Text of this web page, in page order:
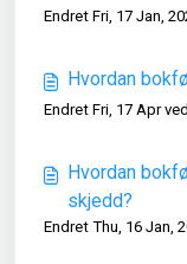
kjøp/salg)
Endret Fri, 17 Jan,
Hvordan
Endret Fri, 17 Apr
Hvordan
skjedd?
Endret Thu, 16 Jan,